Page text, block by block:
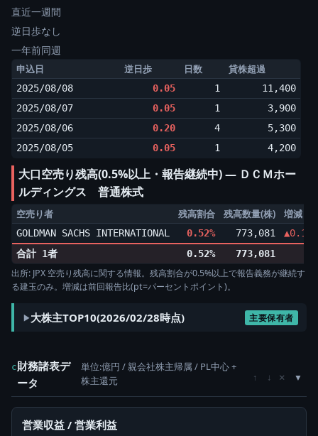
直近一週間
逆日歩なし
一年前同週
申込日 逆日歩 日数 貸株超過
2025/08/08 0.05 1
11,400
2025/08/07
0.05 1
3,900
2025/08/06
0.20 4
5,300
2025/08/05
0.05 1 4,200
大口空売り残高(0.5%以上・報告継続中) ― ＤＣＭホー
ルディングス 普通株式
空売り者 残高割合 残高数量(株) 増減
GOLDMAN SACHS INTERNATIONAL 0.52% 773,081
合計 1者
0.52% 773,081
出所: JPX 空売り残高に関する情報。残高割合が0.5%以上で報告義務が継続す
る建玉のみ。増減は前回報告比(pt=パーセントポイント)。
大株主TOP10(2026/02/28時点) 主要保有者
c財務諸表デ
ータ
単位:億円 / 親会社株主帰属 / PL中心 +
株主還元
↑ ↓ ×
営業収益 / 営業利益